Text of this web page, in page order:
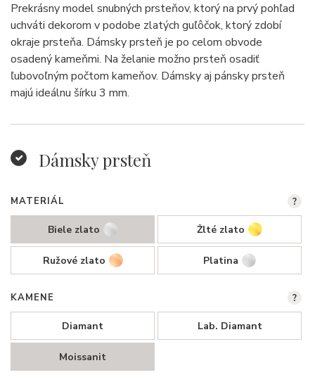
Prekrásny model snubných prsteňov, ktorý na prvý pohľad
uchváti dekorom v podobe zlatých guľôčok, ktorý zdobí
okraje prsteňa. Dámsky prsteň je po celom obvode
osadený kameňmi. Na želanie možno prsteň osadiť
ľubovoľným počtom kameňov. Dámsky aj pánsky prsteň
majú ideálnu šírku 3 mm.
Dámsky prsteň
MATERIÁL
Biele zlato Žlté zlato
Ružové zlato Platina
?
KAMENE
Diamant Lab. Diamant
Moissanit
?